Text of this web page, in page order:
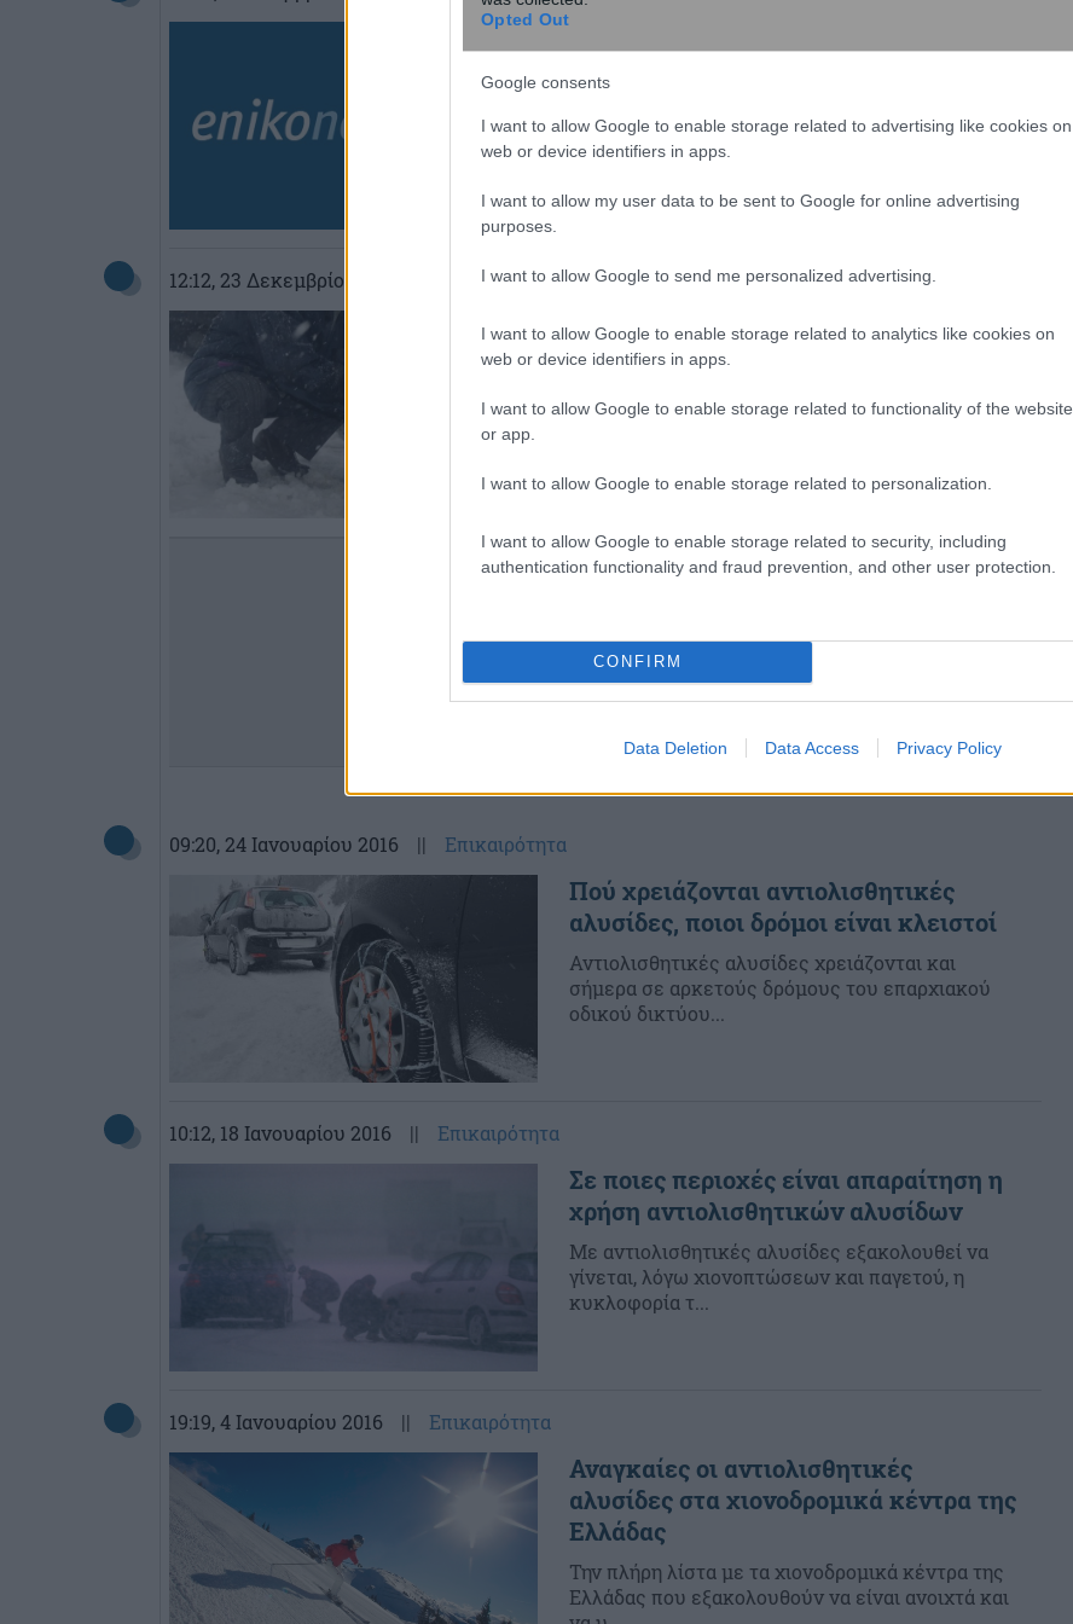
Opted Out
Google consents
I want to allow Google to enable storage related to advertising like cookies on
web or device identifiers in apps.
I want to allow my user data to be sent to Google for online advertising
purposes.
I want to allow Google to send me personalized advertising.
I want to allow Google to enable storage related to analytics like cookies on
web or device identifiers in apps.
I want to allow Google to enable storage related to functionality of the website
or app.
I want to allow Google to enable storage related to personalization.
I want to allow Google to enable storage related to security, including
authentication functionality and fraud prevention, and other user protection.
CONFIRM
Data Deletion Data Access Privacy Policy
τμήμα...
12:12, 23 Δεκεμβρίου 2016 Επικαιρότητα
Με αντιολισθητικές αλυσίδες η
κίνηση στη λεωφόρο Πάρνηθας
Με τη χρήση αντιολισθητικών αλυσίδων, λόγω
χιονόπτωσης, γίνεται πλέον η κίνηση των
09:20, 24 Ιανουαρίου 2016 || Επικαιρότητα
Πού χρειάζονται αντιολισθητικές
αλυσίδες, ποιοι δρόμοι είναι κλειστοί
Αντιολισθητικές αλυσίδες χρειάζονται και
σήμερα σε αρκετούς δρόμους του επαρχιακού
οδικού δικτύου...
10:12, 18 Ιανουαρίου 2016 || Επικαιρότητα
Σε ποιες περιοχές είναι απαραίτηση η
χρήση αντιολισθητικών αλυσίδων
Με αντιολισθητικές αλυσίδες εξακολουθεί να
γίνεται, λόγω χιονοπτώσεων και παγετού, η
κυκλοφορία τ...
19:19, 4 Ιανουαρίου 2016 || Επικαιρότητα
Αναγκαίες οι αντιολισθητικές
αλυσίδες στα χιονοδρομικά κέντρα της
Ελλάδας
Την πλήρη λίστα με τα χιονοδρομικά κέντρα της
Ελλάδας που εξακολουθούν να είναι ανοιχτά και